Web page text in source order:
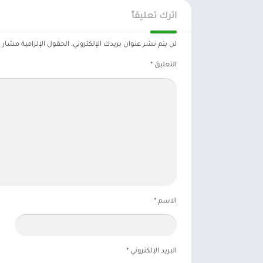
اترك تعليقاً
لن يتم نشر عنوان بريدك الإلكتروني. الحقول الإلزامية مشار
التعليق *
الاسم *
البريد الإلكتروني *